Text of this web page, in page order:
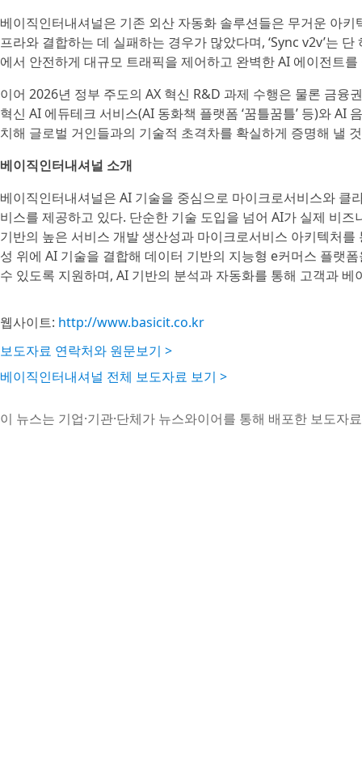
베이직인터내셔널은 기존 외산 자동화 솔루션들은 무거운 아
프라와 결합하는 데 실패하는 경우가 많았다며, ‘Sync v2v’는
에서 안전하게 대규모 트래픽을 제어하고 완벽한 AI 에이전트
이어 2026년 정부 주도의 AX 혁신 R&D 과제 수행은 물론 금융
혁신 AI 에듀테크 서비스(AI 동화책 플랫폼 ‘꿈틀꿈틀’ 등)와 AI
치해 글로벌 거인들과의 기술적 초격차를 확실하게 증명해 낼
베이직인터내셔널 소개
베이직인터내셔널은 AI 기술을 중심으로 마이크로서비스와
비스를 제공하고 있다. 단순한 기술 도입을 넘어 AI가 실제 비
기반의 높은 서비스 개발 생산성과 마이크로서비스 아키텍처
성 위에 AI 기술을 결합해 데이터 기반의 지능형 e커머스 플랫
수 있도록 지원하며, AI 기반의 분석과 자동화를 통해 고객과
웹사이트: http://www.basicit.co.kr
보도자료 연락처와 원문보기 >
베이직인터내셔널 전체 보도자료 보기 >
이 뉴스는 기업·기관·단체가 뉴스와이어를 통해 배포한 보도자